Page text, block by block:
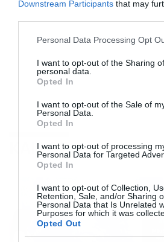
Downstream Participants that may
Please note that this website/app
not limited to your visit or usage
grant or deny consent to Google and
use your data for below specified
consent section.
Personal Data Processing Opt
I want to opt-out of the Sharing
personal data.
Opted In
I want to opt-out of the Sale of
Personal Data.
Opted In
I want to opt-out of processing
Personal Data for Targeted
Opted In
I want to opt-out of Collection,
Retention, Sale, and/or Sharing
Personal Data that Is Unrelated
Purposes for which it was
Opted Out
ΚΑΙΡΟΣ